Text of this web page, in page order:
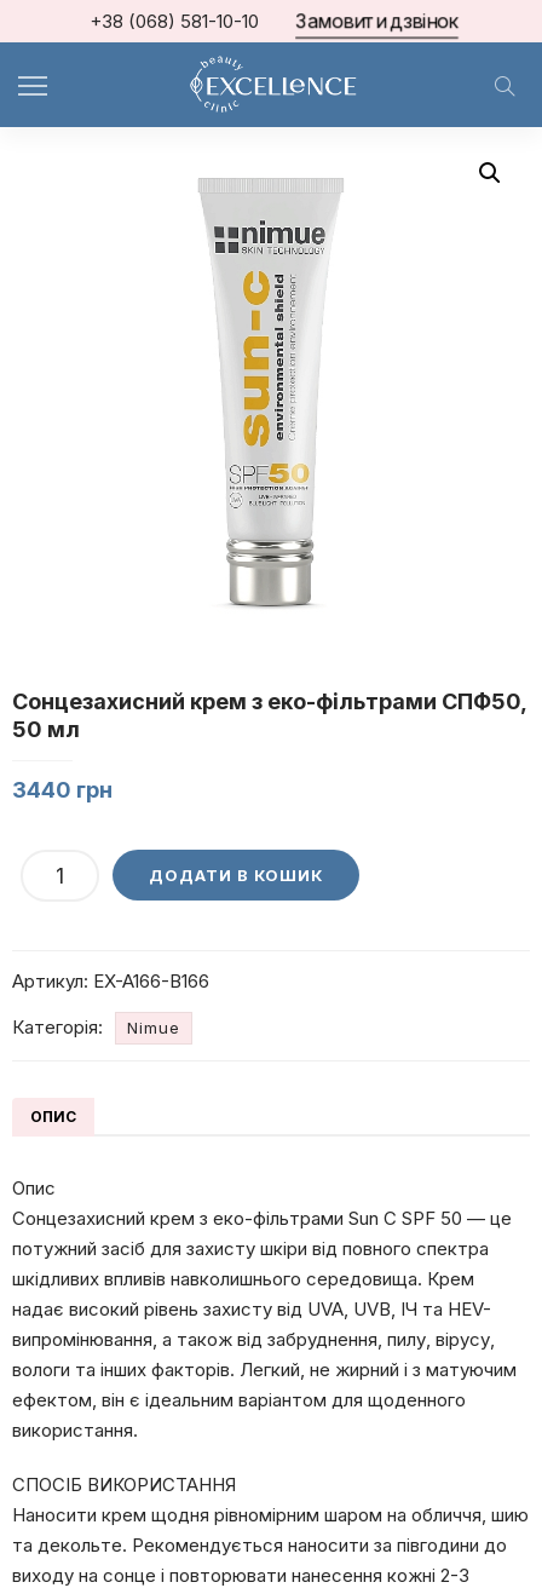
+38 (068) 581-10-10 Замовити дзвінок
Сонцезахисний крем з еко-фільтрами СПФ50, 50 мл
Сонцезахисний крем з еко-фільтрами СПФ50,
50 мл
3440 грн
Сонцезахисний
фільтрами
СПФ50,
кількість
ДОДАТИ В КОШИК
Артикул: EX-A166-B166
Категорія:
Nimue
ОПИС
Опис
Сонцезахисний крем з еко-фільтрами Sun C SPF 50 — це
потужний засіб для захисту шкіри від повного спектра
шкідливих впливів навколишнього середовища. Крем
надає високий рівень захисту від UVA, UVB, ІЧ та HEV-
випромінювання, а також від забруднення, пилу, вірусу,
вологи та інших факторів. Легкий, не жирний і з матуючим
ефектом, він є ідеальним варіантом для щоденного
використання.
СПОСІБ ВИКОРИСТАННЯ
Наносити крем щодня рівномірним шаром на обличчя, шию
та декольте. Рекомендується наносити за півгодини до
виходу на сонце і повторювати нанесення кожні 2-3